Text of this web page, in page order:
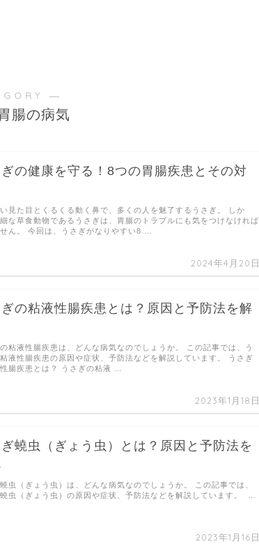
―
腸の病気
ぎの健康を守る！8つの胃腸疾患とその対
2024年4月20日
見た目とくるくる動く鼻で、多くの人を魅了するうさぎ。 しか
細な草食動物であるうさぎは、胃腸のトラブルにも気をつけなければ
ん。 今回は、うさぎがなりやすい8 …
ぎの粘液性腸疾患とは？原因と予防法を解
2023年1月18日
粘液性腸疾患は、どんな病気なのでしょうか。 この記事では、う
液性腸疾患の原因や症状、予防法などを解説しています。 うさぎ
腸疾患とは？ うさぎの粘液 …
ぎ蟯虫（ぎょう虫）とは？原因と予防法を
2023年1月16日
虫（ぎょう虫）は、どんな病気なのでしょうか。 この記事では、
虫（ぎょう虫）の原因や症状、予防法などを解説しています。 …